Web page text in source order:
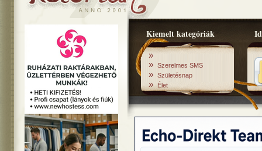
Kiemelt kategóriák
»
» Szerelmes SMS
» Születésnap
» Élet